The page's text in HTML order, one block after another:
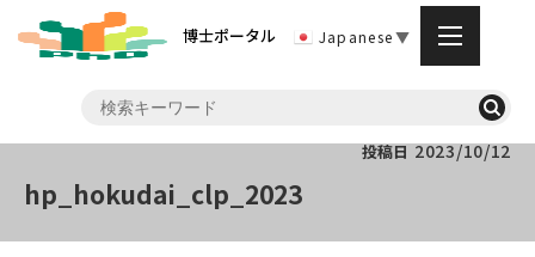
博士ポータル Japanese▼
投稿日 2023/10/12
hp_hokudai_clp_2023